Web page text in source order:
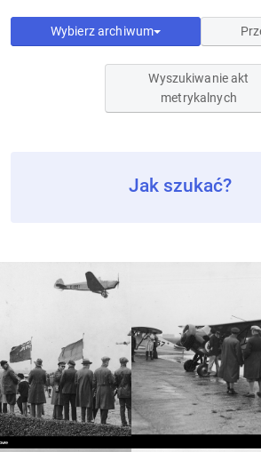
Wybierz archiwum
Wyszukiwanie akt
metrykalnych
Jak szukać?